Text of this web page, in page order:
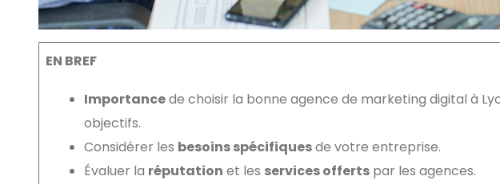
EN BREF
Importancede choisir la bonne agence de marketing digital à
objectifs.
Considérer les besoins spécifiquesde votre entreprise.
Évaluer la réputation et les services offerts par les agences.